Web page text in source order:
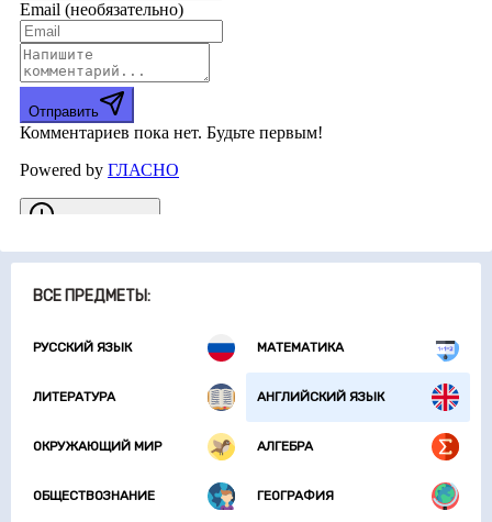
ВСЕ ПРЕДМЕТЫ:
РУССКИЙ ЯЗЫК МАТЕМАТИКА
ЛИТЕРАТУРА АНГЛИЙСКИЙ ЯЗЫК
ОКРУЖАЮЩИЙ МИР АЛГЕБРА
ОБЩЕСТВОЗНАНИЕ ГЕОГРАФИЯ